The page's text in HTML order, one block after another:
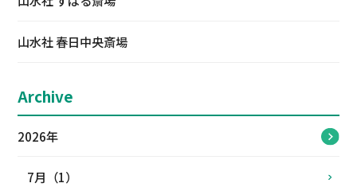
山水社 春日中央斎場
Archive
2026年
7月（1）